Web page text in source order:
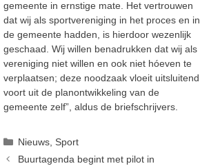
gemeente in ernstige mate. Het vertrouwen
dat wij als sportvereniging in het proces en in
de gemeente hadden, is hierdoor wezenlijk
geschaad. Wij willen benadrukken dat wij als
vereniging niet willen en ook niet hóeven te
verplaatsen; deze noodzaak vloeit uitsluitend
voort uit de planontwikkeling van de
gemeente zelf”, aldus de briefschrijvers.
Categorieën
Nieuws Sport
Buurtagenda begint met pilot in